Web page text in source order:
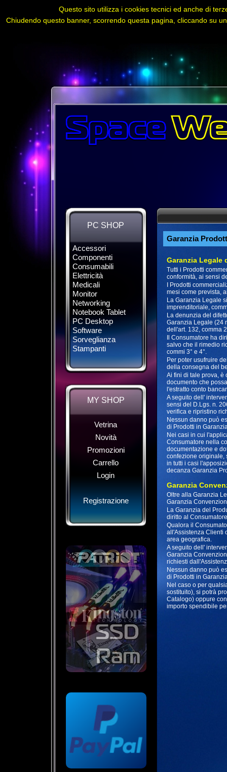
Questo sito utilizza i cookies tecnici ed anche di
Chiudendo questo banner, scorrendo questa pagina, cliccando
PC SHOP
Accessori
Componenti
Consumabili
Elettricità
Medicali
Monitor
Networking
Notebook Tablet
PC Desktop
Software
Sorveglianza
Stampanti
Garanzia
Garanzia Legale
Tutti i Prodotti
conformità, ai sensi
I Prodotti
mesi come prevista,
La Garanzia Legale
imprenditoriale,
La denunzia del
Garanzia Legale (24
dell'art. 132, comma
Il Consumatore ha
salvo che il rimedio
commi 3° e 4°.
Per poter usufruire
della consegna del
Ai fini di tale prova, è
documento che
l'estratto conto
A seguito dell'
sensi del D.Lgs. n.
verifica e ripristino
Nessun danno può
di Prodotti in
Nei casi in cui
Consumatore nella
documentazione e
confezione originale,
in tutti i casi
decanza Garanzia
Garanzia
Oltre alla Garanzia
Garanzia
La Garanzia del
diritto al
Qualora il
all'Assistenza Clienti
area geografica.
A seguito dell'
Garanzia
richiesti
Nessun danno può
di Prodotti in
Nel caso o per
sostituito), si potrà
Catalogo) oppure
importo spendibile
MY SHOP
Vetrina
Novità
Promozioni
Carrello
Login
Registrazione